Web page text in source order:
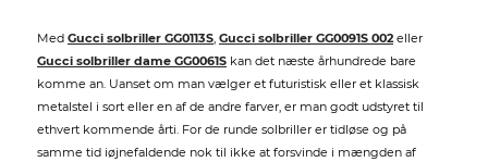
Med Gucci solbriller GG0113S, Gucci solbriller GG0091S 002eller
Gucci solbriller dame GG0061S kan det næste århundrede bare
komme an. Uanset om man vælger et futuristisk eller et klassisk
metalstel i sort eller en af de andre farver, er man godt udstyret til
ethvert kommende årti. For de runde solbriller er tidløse og på
samme tid iøjnefaldende nok til ikke at forsvinde i mængden af